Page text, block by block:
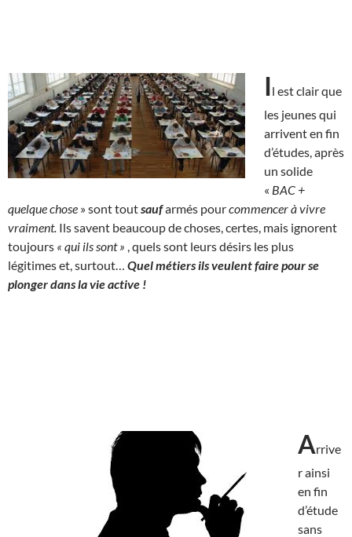
Il est clair que
les jeunes qui
arrivent en fin
d’études, après
un solide
« BAC +
quelque chose » sont toutsaufarmés pourcommencer à vivre
vraiment. Ils savent beaucoup de choses, certes, mais ignorent
toujours « qui ils sont » , quels sont leurs désirs les plus
légitimes et, surtout… Quel métiers ils veulent faire pour se
plonger dans la vie active !
Arrive
r ainsi
en fin
d’étude
sans